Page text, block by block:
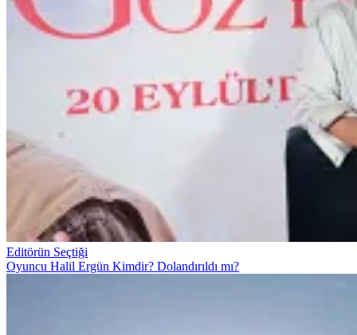
Editörün Seçtiği
Oyuncu Halil Ergün Kimdir? Dolandırıldı mı?